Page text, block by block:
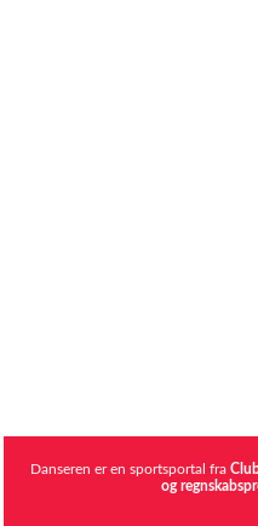
Danseren er en sportsportal fra
og